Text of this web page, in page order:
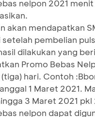
nelpon 2021
akan mendapatkan
pembelian
dilakukan yang
Promo Bebas
hari. Contoh
1 Maret 2021.
3 Maret 2021 pkl
nelpon dapat